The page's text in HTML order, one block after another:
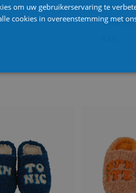
Product
om uw gebruikerservaring te
cookies in overeenstemming met